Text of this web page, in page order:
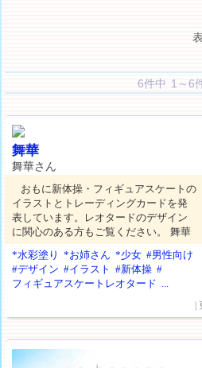
6件中 1～6
舞華
舞華さん
おもに新体操・フィギュアスケートの
イラストとトレーディングカードを発
表しています。レオタードのデザイン
に関心のある方もご覧ください。 舞華
*水彩塗り
*お姉さん *少女 #男性向け
#デザイン #イラスト #新体操 #
フィギュアスケートレオタード ...